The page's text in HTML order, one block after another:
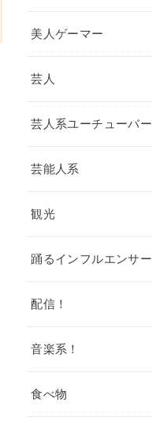
美人ゲーマー
芸人
芸人系ユーチューバー
芸能人系
観光
踊るインフルエンサー
配信！
音楽系！
食べ物